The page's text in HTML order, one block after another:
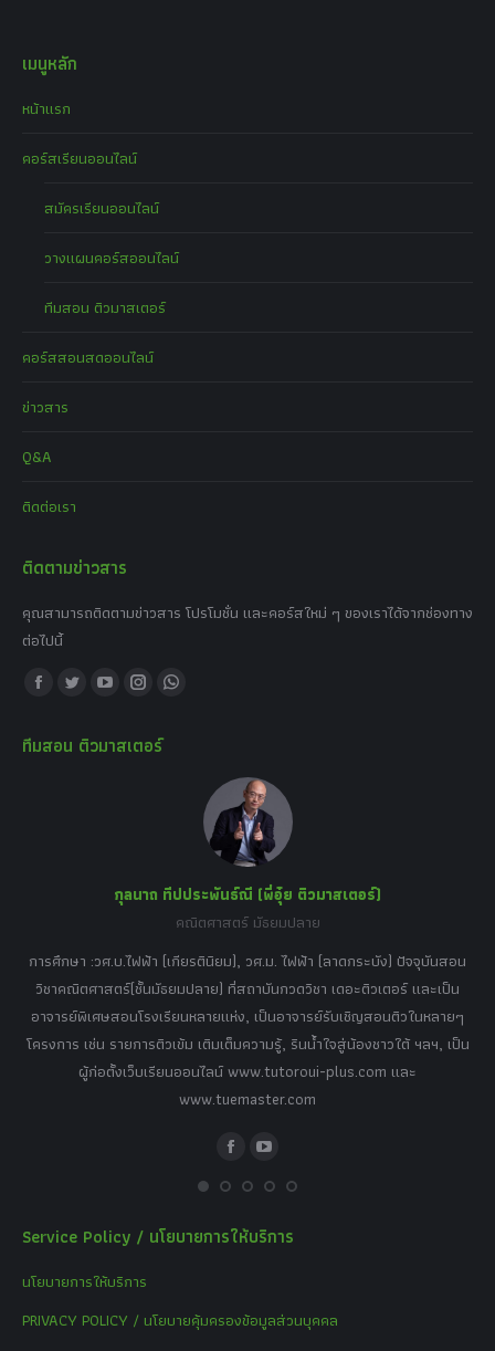
เมนูหลัก
หน้าแรก
คอร์สเรียนออนไลน์
สมัครเรียนออนไลน์
วางแผนคอร์สออนไลน์
ทีมสอน ติวมาสเตอร์
คอร์สสอนสดออนไลน์
ข่าวสาร
Q&A
ติดต่อเรา
ติดตามข่าวสาร
คุณสามารถติดตามข่าวสาร โปรโมชั่น และคอร์สใหม่ ๆ ของเราได้จากช่องทาง
ต่อไปนี้
Find us on:
Facebook
opens
Twitter
opens
YouTube
opens
Instagram
opens
Whatsapp
window
ทีมสอน ติวมาสเตอร์
กุลนาถ ทีปประพันธ์ณี (พี่อุ๋ย ติวมาสเตอร์)
คณิตศาสตร์ มัธยมปลาย
การศึกษา :วศ.บ.ไฟฟ้า (เกียรตินิยม), วศ.ม. ไฟฟ้า (ลาดกระบัง) ปัจจุบันสอน
วิชาคณิตศาสตร์(ชั้นมัธยมปลาย) ที่สถาบันกวดวิชา เดอะติวเตอร์ และเป็น
อาจารย์พิเศษสอนโรงเรียนหลายแห่ง, เป็นอาจารย์รับเชิญสอนติวในหลายๆ
โครงการ เช่น รายการติวเข้ม เติมเต็มความรู้, รินน้ำใจสู่น้องชาวใต้ ฯลฯ, เป็น
ผู้ก่อตั้งเว็บเรียนออนไลน์ www.tutoroui-plus.com และ
www.tuemaster.com
FacebookYouTube
Service Policy / นโยบายการให้บริการ
นโยบายการให้บริการ
PRIVACY POLICY / นโยบายคุ้มครองข้อมูลส่วนบุคคล